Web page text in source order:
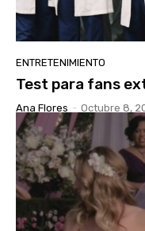
ENTRETENIMIENTO
Test para fans
Ana Flores - Octubre 8,